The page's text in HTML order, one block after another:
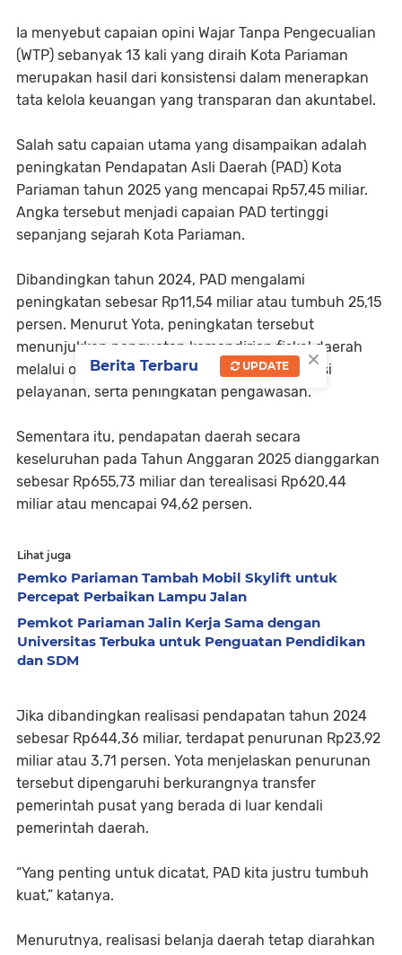
Ia menyebut capaian opini Wajar Tanpa Pengecualian
(WTP) sebanyak 13 kali yang diraih Kota Pariaman
merupakan hasil dari konsistensi dalam menerapkan
tata kelola keuangan yang transparan dan akuntabel.
Salah satu capaian utama yang disampaikan adalah
peningkatan Pendapatan Asli Daerah (PAD) Kota
Pariaman tahun 2025 yang mencapai Rp57,45 miliar.
Angka tersebut menjadi capaian PAD tertinggi
sepanjang sejarah Kota Pariaman.
Dibandingkan tahun 2024, PAD mengalami
peningkatan sebesar Rp11,54 miliar atau tumbuh 25,15
persen. Menurut Yota, peningkatan tersebut
menunjukkan penguatan kemandirian fiskal daerah
melalui optimalisasi pajak dan retribusi, inovasi
pelayanan, serta peningkatan pengawasan.
Sementara itu, pendapatan daerah secara
keseluruhan pada Tahun Anggaran 2025 dianggarkan
sebesar Rp655,73 miliar dan terealisasi Rp620,44
miliar atau mencapai 94,62 persen.
Lihat juga
Pemko Pariaman Tambah Mobil Skylift untuk
Percepat Perbaikan Lampu Jalan
Pemkot Pariaman Jalin Kerja Sama dengan
Universitas Terbuka untuk Penguatan Pendidikan
dan SDM
Jika dibandingkan realisasi pendapatan tahun 2024
sebesar Rp644,36 miliar, terdapat penurunan Rp23,92
miliar atau 3,71 persen. Yota menjelaskan penurunan
tersebut dipengaruhi berkurangnya transfer
pemerintah pusat yang berada di luar kendali
pemerintah daerah.
“Yang penting untuk dicatat, PAD kita justru tumbuh
kuat,” katanya.
Menurutnya, realisasi belanja daerah tetap diarahkan
×
Berita Terbaru UPDATE